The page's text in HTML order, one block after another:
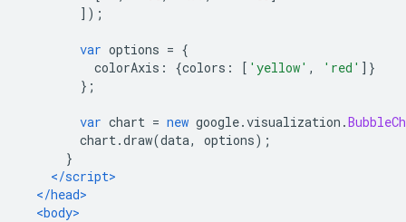
]);
var options = {
colorAxis : {colors : [ 'yellow' , 'red' ]}
};
var chart = new google.visualization .
chart.draw(data, options);
}
</script>
</head>
<body>